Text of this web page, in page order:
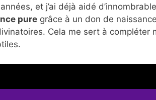
et j’ai déjà aidé
pure grâce à un don de
Cela me sert à compléter